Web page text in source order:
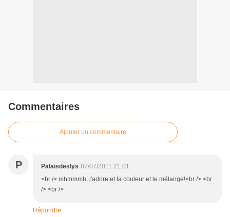
Commentaires
Ajouter un commentaire
P Palaisdeslys 07/07/2011 21:01
<br /> mhmmmh, j'adore et la couleur et le mélange!<br /> <br
/> <br />
Répondre